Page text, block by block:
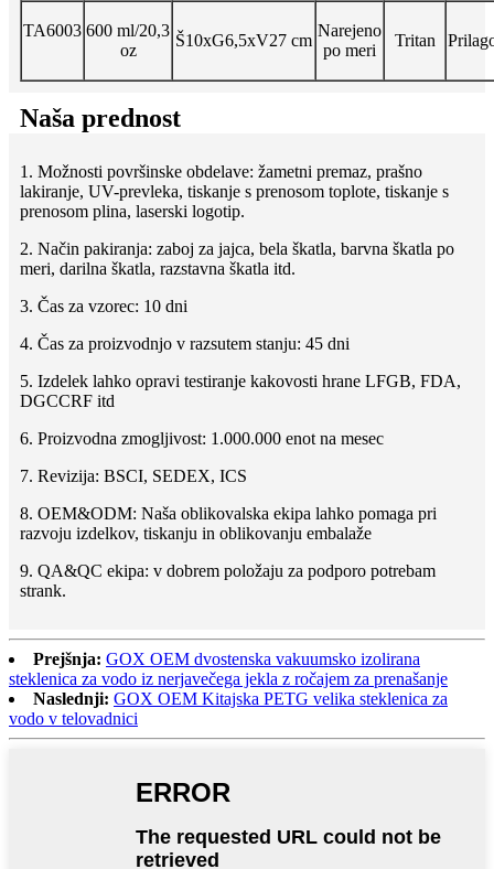
TA6003 600 ml/20,3
oz
Š10xG6,5xV27 cm
Narejeno
po meri
Tritan
Naša prednost
1. Možnosti površinske obdelave: žametni premaz, prašno
lakiranje, UV-prevleka, tiskanje s prenosom toplote, tiskanje s
prenosom plina, laserski logotip.
2. Način pakiranja: zaboj za jajca, bela škatla, barvna škatla po
meri, darilna škatla, razstavna škatla itd.
3. Čas za vzorec: 10 dni
4. Čas za proizvodnjo v razsutem stanju: 45 dni
5. Izdelek lahko opravi testiranje kakovosti hrane LFGB, FDA,
DGCCRF itd
6. Proizvodna zmogljivost: 1.000.000 enot na mesec
7. Revizija: BSCI, SEDEX, ICS
8. OEM&ODM: Naša oblikovalska ekipa lahko pomaga pri
razvoju izdelkov, tiskanju in oblikovanju embalaže
9. QA&QC ekipa: v dobrem položaju za podporo potrebam
strank.
Prejšnja: GOX OEM dvostenska vakuumsko izolirana
steklenica za vodo iz nerjavečega jekla z ročajem za prenašanje
Naslednji: GOX OEM Kitajska PETG velika steklenica za
vodo v telovadnici